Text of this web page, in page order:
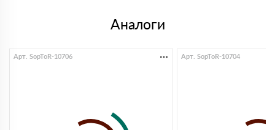
Нужен был утеплитель привезли на следующий день,
Ирина
14 апреля 2024
утеплитель доставили вовремя. спасибо ребятам!
Аналоги
Арт. SopToR-10706 Арт. SopToR-10704